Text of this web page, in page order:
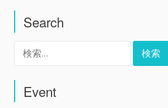
ナ
ビ
ゲ
Search
Event